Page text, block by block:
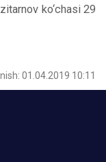
ko‘chasi 29
01.04.2019 10:11